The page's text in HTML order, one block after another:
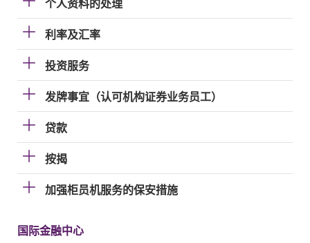
个人资料的处理
利率及汇率
投资服务
发牌事宜（认可机构证券业务员工）
贷款
按揭
加强柜员机服务的保安措施
国际金融中心